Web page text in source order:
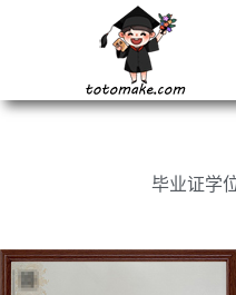
毕业证学